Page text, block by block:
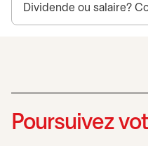
Poursuivez